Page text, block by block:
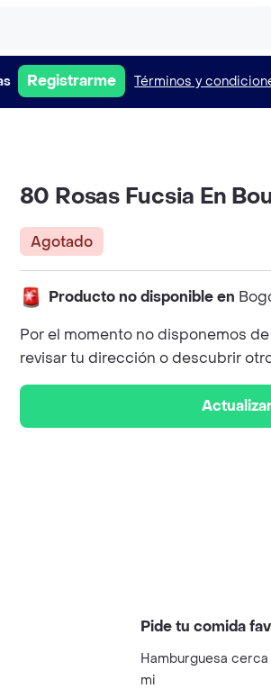
Registrarme Términos y
80 Rosas Fucsia En
Agotado
Producto no disponible en
Por el momento no disponemos
revisar tu dirección o descubrir
Pide tu comida
Hamburguesa
mi